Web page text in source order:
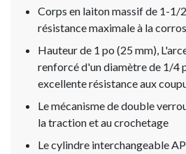
Corps en laiton massif de 1-1/
résistance maximale à la
Hauteur de 1 po (25 mm),
renforcé d'un diamètre de 1/4
excellente résistance aux
Le mécanisme de double
la traction et au crochetage
Le cylindre interchangeable